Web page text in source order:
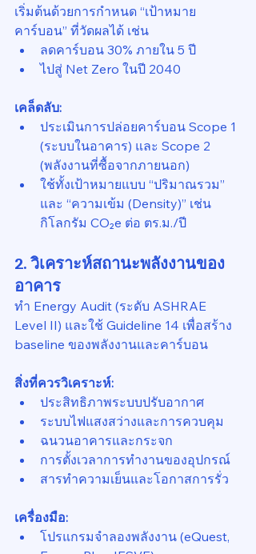
เริ่มต้นด้วยการกำหนด “เป้าหมาย
คาร์บอน” ที่วัดผลได้ เช่น
ลดคาร์บอน 30% ภายใน 5 ปี
ไปสู่ Net Zero ในปี 2040
เคล็ดลับ:
ประเมินการปล่อยคาร์บอน Scope 1
(ระบบในอาคาร) และ Scope 2
(พลังงานที่ซื้อจากภายนอก)
ใช้ทั้งเป้าหมายแบบ “ปริมาณรวม”
และ “ความเข้ม (Density)” เช่น
กิโลกรัม CO₂e ต่อ ตร.ม./ปี
2. วิเคราะห์สถานะพลังงานของ
อาคาร
ทำ Energy Audit (ระดับ ASHRAE
Level II) และใช้ Guideline 14 เพื่อสร้าง
baseline ของพลังงานและคาร์บอน
สิ่งที่ควรวิเคราะห์:
ประสิทธิภาพระบบปรับอากาศ
ระบบไฟแสงสว่างและการควบคุม
ฉนวนอาคารและกระจก
การตั้งเวลาการทำงานของอุปกรณ์
สารทำความเย็นและโอกาสการรั่ว
เครื่องมือ:
โปรแกรมจำลองพลังงาน (eQuest,